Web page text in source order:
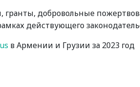
гранты, добровольные
действующего
в Армении и Грузии за 2023 год